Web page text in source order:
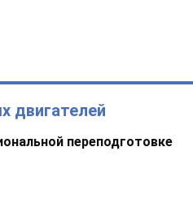
двигателей
переподготовке